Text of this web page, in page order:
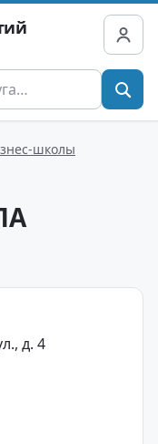
школы
д. 4